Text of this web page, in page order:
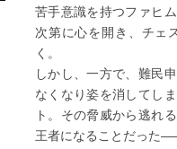
苦手意識を持つファヒ
次第に心を開き、チェ
く。
しかし、一方で、難民
なくなり姿を消してし
ト。その脅威から逃れ
王者になることだった